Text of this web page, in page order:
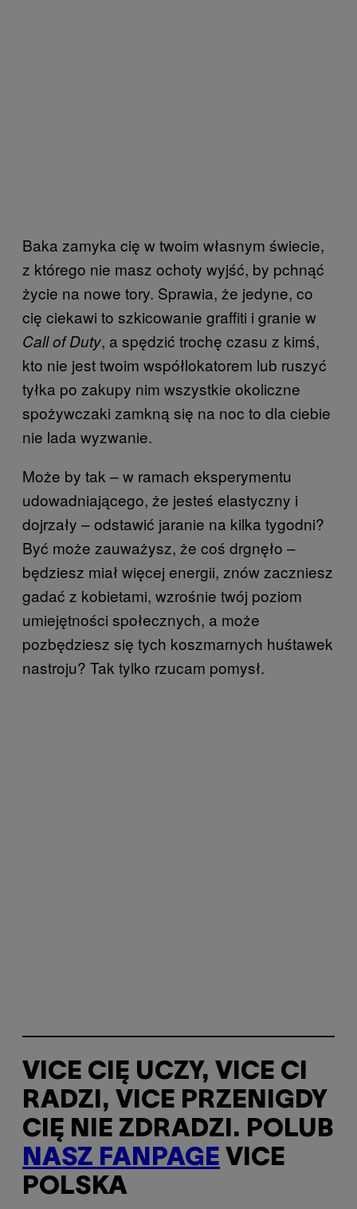
Baka zamyka cię w twoim własnym świecie,
z którego nie masz ochoty wyjść, by pchnąć
życie na nowe tory. Sprawia, że jedyne, co
cię ciekawi to szkicowanie graffiti i granie w
Call of Duty, a spędzić trochę czasu z kimś,
kto nie jest twoim współlokatorem lub ruszyć
tyłka po zakupy nim wszystkie okoliczne
spożywczaki zamkną się na noc to dla ciebie
nie lada wyzwanie.
Może by tak – w ramach eksperymentu
udowadniającego, że jesteś elastyczny i
dojrzały – odstawić jaranie na kilka tygodni?
Być może zauważysz, że coś drgnęło –
będziesz miał więcej energii, znów zaczniesz
gadać z kobietami, wzrośnie twój poziom
umiejętności społecznych, a może
pozbędziesz się tych koszmarnych huśtawek
nastroju? Tak tylko rzucam pomysł.
VICE CIĘ UCZY, VICE CI
RADZI, VICE PRZENIGDY
CIĘ NIE ZDRADZI. POLUB
NASZ FANPAGE VICE
POLSKA